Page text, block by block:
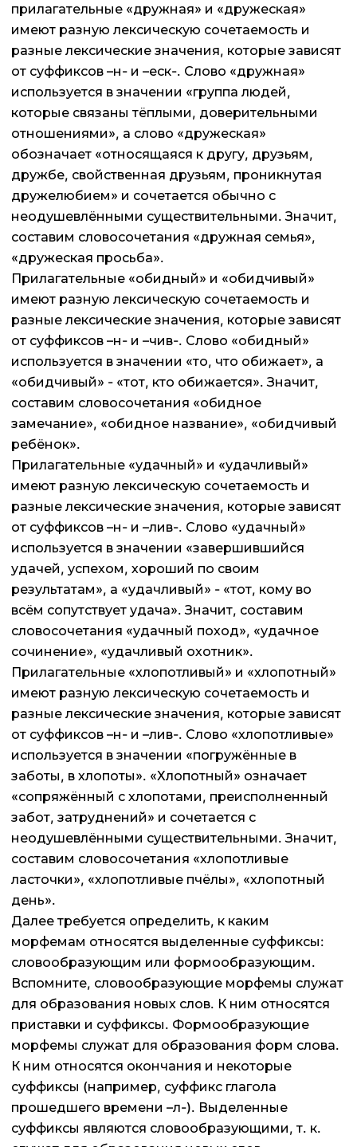
прилагательные «дружная» и «дружеская»
имеют разную лексическую сочетаемость и
разные лексические значения, которые зависят
от суффиксов –н- и –еск-. Слово «дружная»
используется в значении «группа людей,
которые связаны тёплыми, доверительными
отношениями», а слово «дружеская»
обозначает «относящаяся к другу, друзьям,
дружбе, свойственная друзьям, проникнутая
дружелюбием» и сочетается обычно с
неодушевлёнными существительными. Значит,
составим словосочетания «дружная семья»,
«дружеская просьба».
Прилагательные «обидный» и «обидчивый»
имеют разную лексическую сочетаемость и
разные лексические значения, которые зависят
от суффиксов –н- и –чив-. Слово «обидный»
используется в значении «то, что обижает», а
«обидчивый» - «тот, кто обижается». Значит,
составим словосочетания «обидное
замечание», «обидное название», «обидчивый
ребёнок».
Прилагательные «удачный» и «удачливый»
имеют разную лексическую сочетаемость и
разные лексические значения, которые зависят
от суффиксов –н- и –лив-. Слово «удачный»
используется в значении «завершившийся
удачей, успехом, хороший по своим
результатам», а «удачливый» - «тот, кому во
всём сопутствует удача». Значит, составим
словосочетания «удачный поход», «удачное
сочинение», «удачливый охотник».
Прилагательные «хлопотливый» и «хлопотный»
имеют разную лексическую сочетаемость и
разные лексические значения, которые зависят
от суффиксов –н- и –лив-. Слово «хлопотливые»
используется в значении «погружённые в
заботы, в хлопоты». «Хлопотный» означает
«сопряжённый с хлопотами, преисполненный
забот, затруднений» и сочетается с
неодушевлёнными существительными. Значит,
составим словосочетания «хлопотливые
ласточки», «хлопотливые пчёлы», «хлопотный
день».
Далее требуется определить, к каким
морфемам относятся выделенные суффиксы:
словообразующим или формообразующим.
Вспомните, словообразующие морфемы служат
для образования новых слов. К ним относятся
приставки и суффиксы. Формообразующие
морфемы служат для образования форм слова.
К ним относятся окончания и некоторые
суффиксы (например, суффикс глагола
прошедшего времени –л-). Выделенные
суффиксы являются словообразующими, т. к.